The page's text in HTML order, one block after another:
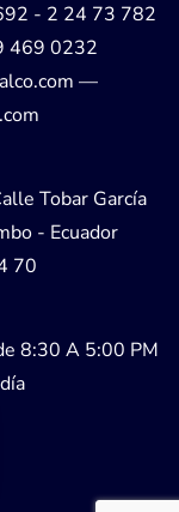
- 2 24 73 782
469 0232
—
Tobar García
- Ecuador
70
8:30 A 5:00 PM